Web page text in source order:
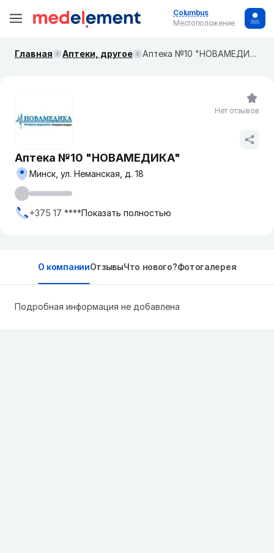
Columbus
Местоположение
Главная Аптеки, другое Аптека №10 "НОВАМЕДИКА"
Аптека №10 "НОВАМЕДИКА"
Минск, ул. Неманская, д. 18
+375 17 ****Показать полностью
Нет отзывов
О компанииОтзывыЧто нового?Фотогалерея
Подробная информация не добавлена